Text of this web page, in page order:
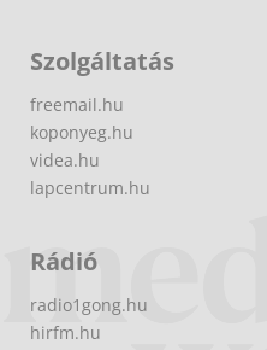
Szolgáltatás
freemail.hu
koponyeg.hu
videa.hu
lapcentrum.hu
Rádió
radio1gong.hu
hirfm.hu